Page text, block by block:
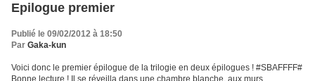
Epilogue premier
Publié le 09/02/2012 à 18:50
Par Gaka-kun
Voici donc le premier épilogue de la trilogie en deux épilogues ! #SBAFFFF#
Bonne lecture ! Il se réveilla dans une chambre blanche, aux murs